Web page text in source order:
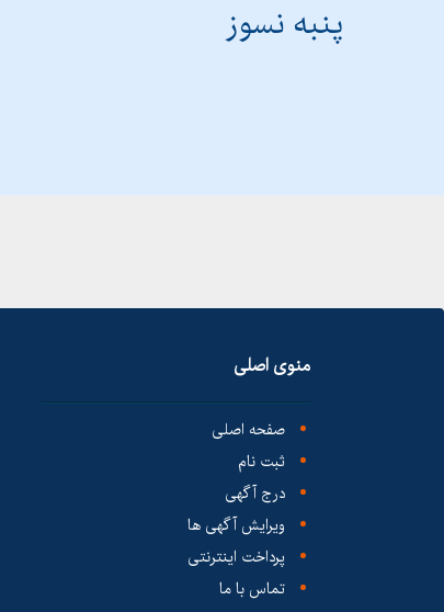
پنبه نسوز
منوی اصلی
صفحه اصلی
ثبت نام
درج آگهی
ویرایش آگهی ها
پرداخت اینترنتی
تماس با ما